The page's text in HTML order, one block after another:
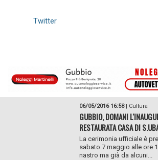
Twitter
06/05/2016 16:58| Cultura
GUBBIO, DOMANI
RESTAURATA CASA DI
La cerimonia ufficiale è
sabato 7 maggio alle ore
nastro ma già da alcuni...